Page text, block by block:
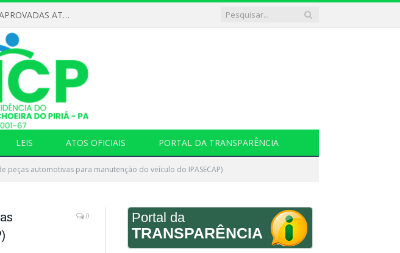
DECLARAMOS QUE NÃO HOUVERAM NOVAS LEIS APROVADAS ATÉ O MOMENTO PARA O INSTITUTO DE PREVIDÊNCIA NO ANO DE 2026
LEIS ATOS OFICIAIS PORTAL DA TRANSPARÊNCIA
peças automotivas para manutenção do veículo do IPASECAP)
0 Portal da
TRANSPARÊNCIA